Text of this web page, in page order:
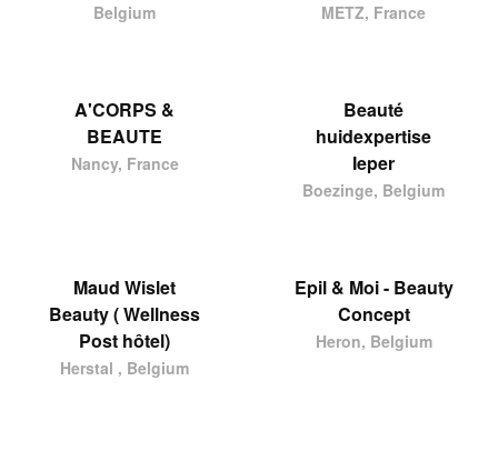
Belgium
METZ, France
A'CORPS &
BEAUTE
Nancy, France
Beauté
huidexpertise
Ieper
Boezinge, Belgium
Maud Wislet
Beauty ( Wellness
Post hôtel)
Herstal , Belgium
Epil & Moi - Beauty
Concept
Heron, Belgium